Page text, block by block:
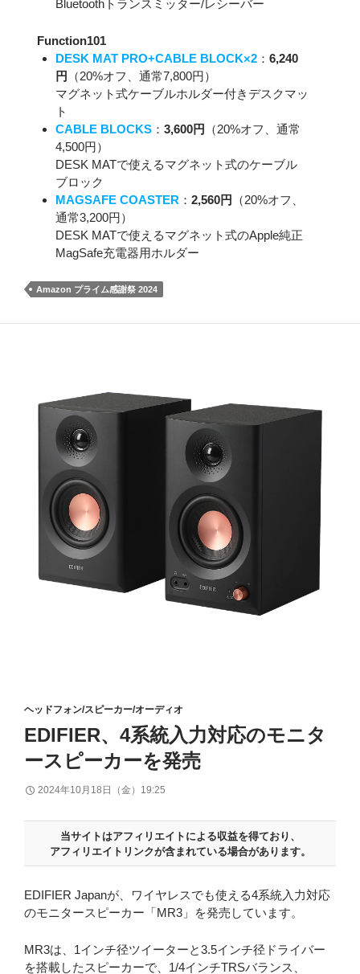
Bluetoothトランスミッター/レシーバー
Function101
DESK MAT PRO+CABLE BLOCK×2 ： 6,240
円
（20%オフ、通常7,800円）
マグネット式ケーブルホルダー付きデスクマッ
ト
CABLE BLOCKS ： 3,600円
（20%オフ、通常
4,500円）
DESK MATで使えるマグネット式のケーブル
ブロック
MAGSAFE COASTER ： 2,560円
（20%オフ、
通常3,200円）
DESK MATで使えるマグネット式のApple純正
MagSafe充電器用ホルダー
Amazon プライム感謝祭 2024
ヘッドフォン/スピーカー/オーディオ
EDIFIER、4系統入力対応のモニタ
ースピーカーを発売
2024年10月18日（金）19:25
当サイトはアフィリエイトによる収益を得ており、
アフィリエイトリンクが含まれている場合があります。
EDIFIER Japanが、ワイヤレスでも使える4系統入力対応
のモニタースピーカー「MR3」を発売しています。
MR3は、1インチ径ツイーターと3.5インチ径ドライバー
を搭載したスピーカーで、1/4インチTRSバランス、